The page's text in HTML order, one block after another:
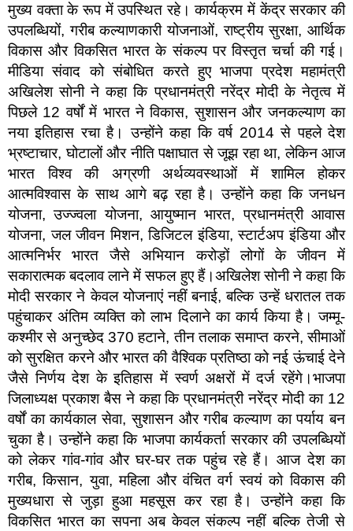
मुख्य वक्ता के रूप में उपस्थित रहे। कार्यक्रम में केंद्र सरकार की
उपलब्धियों, गरीब कल्याणकारी योजनाओं, राष्ट्रीय सुरक्षा, आर्थिक
विकास और विकसित भारत के संकल्प पर विस्तृत चर्चा की गई।
मीडिया संवाद को संबोधित करते हुए भाजपा प्रदेश महामंत्री
अखिलेश सोनी ने कहा कि प्रधानमंत्री नरेंद्र मोदी के नेतृत्व में
पिछले 12 वर्षों में भारत ने विकास, सुशासन और जनकल्याण का
नया इतिहास रचा है। उन्होंने कहा कि वर्ष 2014 से पहले देश
भ्रष्टाचार, घोटालों और नीति पक्षाघात से जूझ रहा था, लेकिन आज
भारत विश्व की अग्रणी अर्थव्यवस्थाओं में शामिल होकर
आत्मविश्वास के साथ आगे बढ़ रहा है। उन्होंने कहा कि जनधन
योजना, उज्ज्वला योजना, आयुष्मान भारत, प्रधानमंत्री आवास
योजना, जल जीवन मिशन, डिजिटल इंडिया, स्टार्टअप इंडिया और
आत्मनिर्भर भारत जैसे अभियान करोड़ों लोगों के जीवन में
सकारात्मक बदलाव लाने में सफल हुए हैं।अखिलेश सोनी ने कहा कि
मोदी सरकार ने केवल योजनाएं नहीं बनाई, बल्कि उन्हें धरातल तक
पहुंचाकर अंतिम व्यक्ति को लाभ दिलाने का कार्य किया है। जम्मू-
कश्मीर से अनुच्छेद 370 हटाने, तीन तलाक समाप्त करने, सीमाओं
को सुरक्षित करने और भारत की वैश्विक प्रतिष्ठा को नई ऊंचाई देने
जैसे निर्णय देश के इतिहास में स्वर्ण अक्षरों में दर्ज रहेंगे।भाजपा
जिलाध्यक्ष प्रकाश बैस ने कहा कि प्रधानमंत्री नरेंद्र मोदी का 12
वर्षों का कार्यकाल सेवा, सुशासन और गरीब कल्याण का पर्याय बन
चुका है। उन्होंने कहा कि भाजपा कार्यकर्ता सरकार की उपलब्धियों
को लेकर गांव-गांव और घर-घर तक पहुंच रहे हैं। आज देश का
गरीब, किसान, युवा, महिला और वंचित वर्ग स्वयं को विकास की
मुख्यधारा से जुड़ा हुआ महसूस कर रहा है। उन्होंने कहा कि
विकसित भारत का सपना अब केवल संकल्प नहीं बल्कि तेजी से